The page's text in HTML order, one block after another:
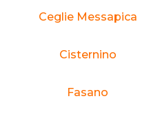
Ceglie Messapica
Cisternino
Fasano